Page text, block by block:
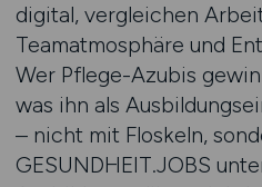
digital, vergleichen
Teamatmosphäre und
Wer Pflege-Azubis
was ihn als
– nicht mit Floskeln,
GESUNDHEIT.JOBS